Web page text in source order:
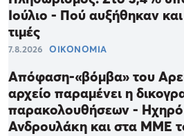
Ιούλιο - Πού αυξήθηκαν
τιμές
7.8.2026 ΟΙΚΟΝΟΜΙΑ
Απόφαση-«βόμβα» του
αρχείο παραμένει η
παρακολουθήσεων -
Ανδρουλάκη και στα ΜΜΕ